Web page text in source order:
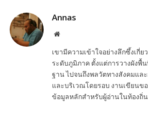
Annas
Website
เขามีความเข้าใจอย่างลึกซึ้งเกี่ย
ระดับภูมิภาค ตั้งแต่การวางผังพื้
ฐาน ไปจนถึงพลวัตทางสังคมแล
และบริเวณโดยรอบ งานเขียนข
ข้อมูลหลักสำหรับผู้อ่านในท้องถิ่น